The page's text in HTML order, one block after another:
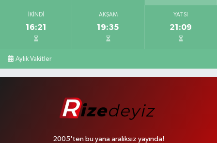
İKINDI
16:21
AKŞAM
19:35
YATSI
21:09
Aylık Vakitler
2005'ten bu yana aralıksız yayında!